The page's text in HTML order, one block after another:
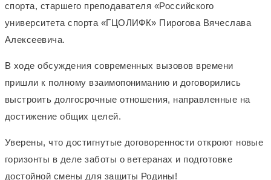
спорта, старшего преподавателя «Российского
университета спорта «ГЦОЛИФК» Пирогова Вячеслава
Алексеевича.
В ходе обсуждения современных вызовов времени
пришли к полному взаимопониманию и договорились
выстроить долгосрочные отношения, направленные на
достижение общих целей.
Уверены, что достигнутые договоренности откроют новые
горизонты в деле заботы о ветеранах и подготовке
достойной смены для защиты Родины!